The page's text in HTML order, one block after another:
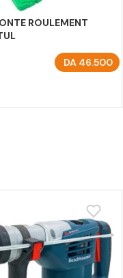
ROULEMENT
DA46.500